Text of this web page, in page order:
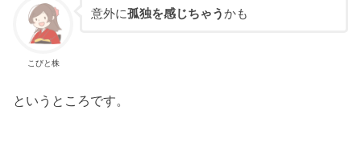
こびと株
意外に孤独を感じちゃうかも
というところです。